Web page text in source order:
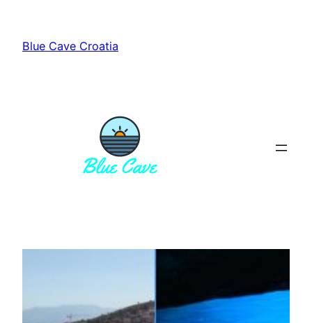
springen
Blue Cave Croatia